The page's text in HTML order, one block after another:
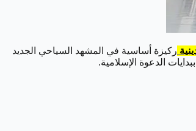
ركيزة أساسية في المشهد السياحي الجديد
الدعوة الإسلامية.